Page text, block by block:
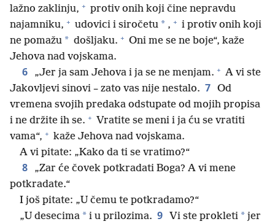
lažno zaklinju, + protiv onih koji čine nepravdu
najamniku, + udovici i siročetu * , + i protiv onih koji
ne pomažu * došljaku. + Oni me se ne boje“, kaže
Jehova nad vojskama.
6 „Jer ja sam Jehova i ja se ne menjam. + A vi ste
Jakovljevi sinovi – zato vas nije nestalo. 7 Od
vremena svojih predaka odstupate od mojih propisa
i ne držite ih se. + Vratite se meni i ja ću se vratiti
vama“, + kaže Jehova nad vojskama.
A vi pitate: „Kako da ti se vratimo?“
8
„Zar će čovek potkradati Boga? A vi mene
potkradate.“
I još pitate: „U čemu te potkradamo?“
„U desecima * i u prilozima. 9 Vi ste prokleti * jer